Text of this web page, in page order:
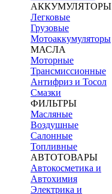
АККУМУЛЯТОРЫ
Легковые
Грузовые
Мотоаккумуляторы
МАСЛА
Моторные
Трансмиссионные
Антифриз и Тосол
Смазки
ФИЛЬТРЫ
Масляные
Воздушные
Салонные
Топливные
АВТОТОВАРЫ
Автокосметика и
Автохимия
Электрика и